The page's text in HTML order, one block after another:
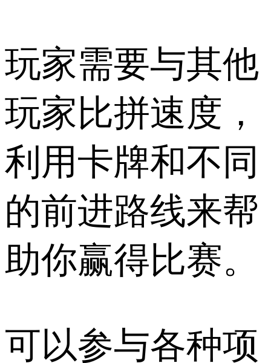
玩家需要与其他
玩家比拼速度，
利用卡牌和不同
的前进路线来帮
助你赢得比赛。
可以参与各种项